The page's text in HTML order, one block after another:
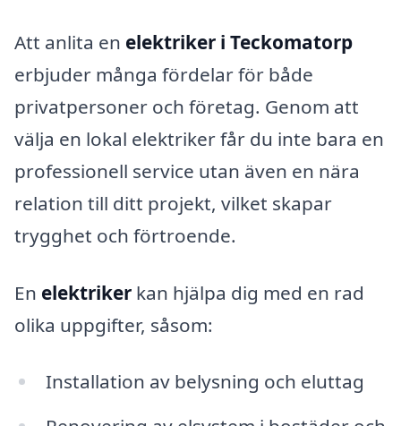
Att anlita en elektriker i Teckomatorp
erbjuder många fördelar för både
privatpersoner och företag. Genom att
välja en lokal elektriker får du inte bara en
professionell service utan även en nära
relation till ditt projekt, vilket skapar
trygghet och förtroende.
En elektriker kan hjälpa dig med en rad
olika uppgifter, såsom:
Installation av belysning och eluttag